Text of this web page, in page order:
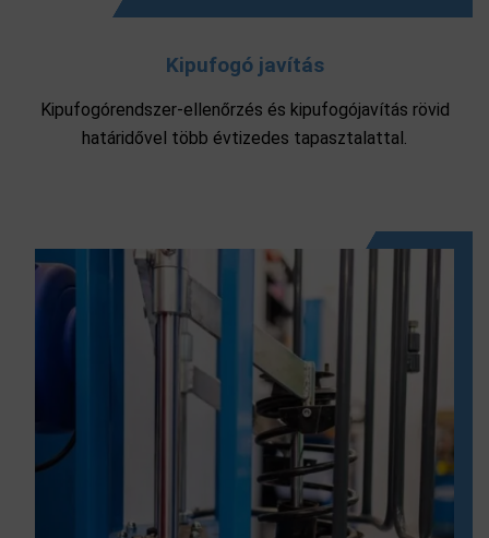
Kipufogó javítás
Kipufogórendszer-ellenőrzés és kipufogójavítás rövid
határidővel több évtizedes tapasztalattal.